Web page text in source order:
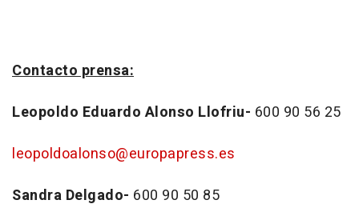
Contacto prensa:
Leopoldo Eduardo Alonso Llofriu- 600 90 56 25
leopoldoalonso@europapress.es
Sandra Delgado- 600 90 50 85